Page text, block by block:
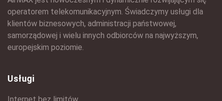
operatorem telekomunikacyjnym. Świadczymy usługi dla
klientów biznesowych, administracji państwowej,
samorządowej i wielu innych odbiorców na najwyższym,
europejskim poziomie.
Usługi